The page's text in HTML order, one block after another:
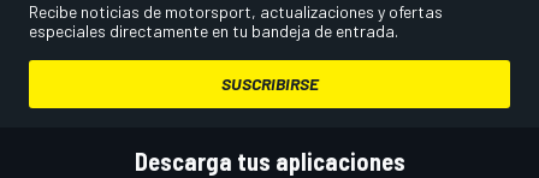
Recibe noticias de motorsport, actualizaciones y ofertas
especiales directamente en tu bandeja de entrada.
SUSCRIBIRSE
Descarga tus aplicaciones